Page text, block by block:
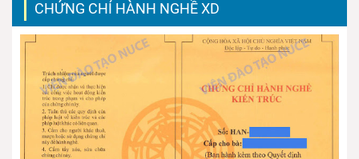
CHỨNG CHỈ HÀNH NGHỀ XD